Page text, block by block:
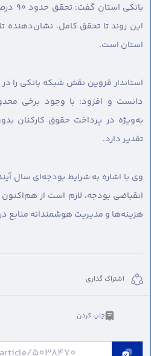
این روند تا تحقق کامل،
استان است.
استاندار قزوین نقش شبکه بانکی را
دانست و افزود: با وجود برخی
به‌ویژه در پرداخت حقوق کارکنان
تقدیر دارد.
وی با اشاره به شرایط بودجه‌ای سال
انقباضی بودجه، لازم است از
هزینه‌ها و مدیریت هوشمندانه منابع
اشتراک گذاری
چاپ کردن